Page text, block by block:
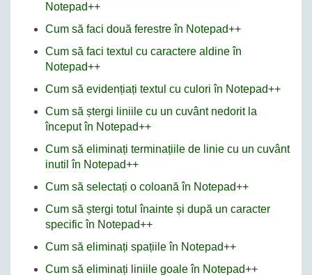
Notepad++
Cum să faci două ferestre în Notepad++
Cum să faci textul cu caractere aldine în
Notepad++
Cum să evidențiați textul cu culori în Notepad++
Cum să ștergi liniile cu un cuvânt nedorit la
început în Notepad++
Cum să eliminați terminațiile de linie cu un cuvânt
inutil în Notepad++
Cum să selectați o coloană în Notepad++
Cum să ștergi totul înainte și după un caracter
specific în Notepad++
Cum să eliminați spațiile în Notepad++
Cum să eliminați liniile goale în Notepad++